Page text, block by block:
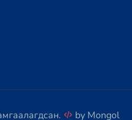
by Mongol